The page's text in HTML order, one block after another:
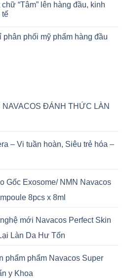
“Tâm” lên hàng đầu, kinh
tế
phối mỹ phẩm hàng đầu
NAVACOS ĐÁNH THỨC LÀN
– Vi tuần hoàn, Siêu trẻ hóa –
Gốc Exosome/ NMN Navacos
8pcs x 8ml
mới Navacos Perfect Skin
Làn Da Hư Tổn
phẩm phẩm Navacos Super
y Khoa